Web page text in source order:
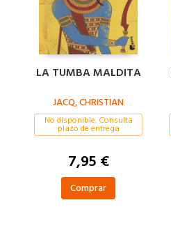
LA TUMBA MALDITA
JACQ, CHRISTIAN
No disponible. Consulta
plazo de entrega
7,95 €
Comprar